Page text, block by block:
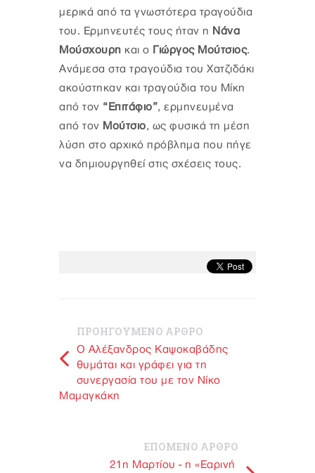
μερικά από τα γνωστότερα τραγούδια
του. Ερμηνευτές τους ήταν η Νάνα
Μούσχουρη και ο Γιώργος Μούτσιος.
Ανάμεσα στα τραγούδια του Χατζιδάκι
ακούστηκαν και τραγούδια του Μίκη
από τον “Επιτάφιο”, ερμηνευμένα
από τον Μούτσιο, ως φυσικά τη μέση
λύση στο αρχικό πρόβλημα που πήγε
να δημιουργηθεί στις σχέσεις τους.
ΠΡΟΗΓΟΥΜΕΝΟ ΑΡΘΡΟ
Ο Αλέξανδρος Καψοκαβάδης
θυμάται και γράφει για τη
συνεργασία του με τον Νίκο
Μαμαγκάκη
ΕΠΟΜΕΝΟ ΑΡΘΡΟ
21η Μαρτίου - η «Εαρινή